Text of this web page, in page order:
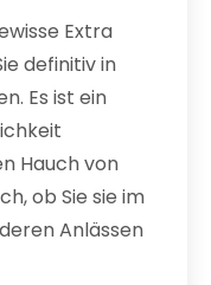
Extra
definitiv in
Es ist ein
Hauch von
ob Sie sie im
Anlässen